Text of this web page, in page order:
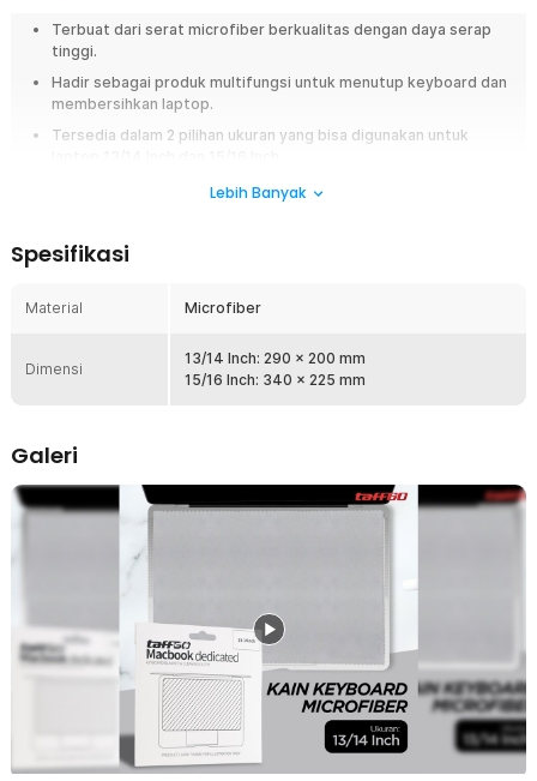
Terbuat dari serat microfiber berkualitas dengan daya serap
tinggi.
Hadir sebagai produk multifungsi untuk menutup keyboard dan
membersihkan laptop.
Tersedia dalam 2 pilihan ukuran yang bisa digunakan untuk
bisa Anda gunakan untuk berbagai kebutuhan. Terbuat dari bahan
menutup keyboard serta membersihkan debu yang menempel. Tersedia
Kain keyboard laptop ini terbuat dari bahan serat microfiber
produk TaffGO aman digunakan untuk mengelap atau
membersihkan layar laptop dari debu atau kotoran. Permukaan
saat dibersihkan.
Kain Lap Multifungsi
Tidak perlu repot membeli keyboard cover dan juga kain lap
microfiber secara terpisah. Kain keyboard laptop dari TaffGO hadir
sebagai produk multifungsi yang dapat digunakan untuk menutup
bagian keyboard serta membersihkan laptop secara bersamaan.
TaffGO membuat produknya dengan 2 pilihan ukuran, yakni 290 x
200 mm dan 340 x 225 mm. Kedua ukuran ini dapat digunakan untuk
Lebih Banyak
Spesifikasi
Material Microfiber
Dimensi
13/14 Inch: 290 x 200 mm
15/16 Inch: 340 x 225 mm
Galeri